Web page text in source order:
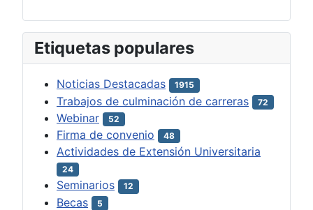
Etiquetas populares
Noticias Destacadas 1915
Trabajos de culminación de carreras 72
Webinar 52
Firma de convenio 48
Actividades de Extensión Universitaria
24
Seminarios 12
Becas 5